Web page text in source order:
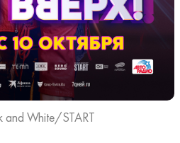
and White/START